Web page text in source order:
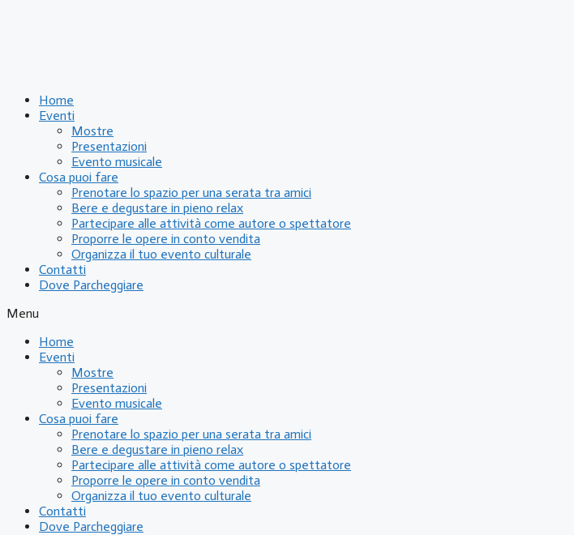
Home
Eventi
Mostre
Presentazioni
Evento musicale
Cosa puoi fare
Prenotare lo spazio per una serata tra amici
Bere e degustare in pieno relax
Partecipare alle attività come autore o spettatore
Proporre le opere in conto vendita
Organizza il tuo evento culturale
Contatti
Dove Parcheggiare
Menu
Home
Eventi
Mostre
Presentazioni
Evento musicale
Cosa puoi fare
Prenotare lo spazio per una serata tra amici
Bere e degustare in pieno relax
Partecipare alle attività come autore o spettatore
Proporre le opere in conto vendita
Organizza il tuo evento culturale
Contatti
Dove Parcheggiare